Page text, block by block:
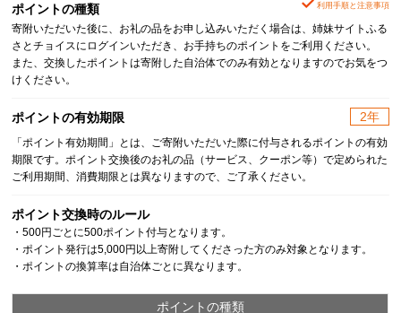
ポイントの種類 利用手順と注意事項
寄附いただいた後に、お礼の品をお申し込みいただく場合は、姉妹サイトふる
さとチョイスにログインいただき、お手持ちのポイントをご利用ください。
また、交換したポイントは寄附した自治体でのみ有効となりますのでお気をつ
けください。
ポイントの有効期限 2年
「ポイント有効期間」とは、ご寄附いただいた際に付与されるポイントの有効
期限です。ポイント交換後のお礼の品（サービス、クーポン等）で定められた
ご利用期間、消費期限とは異なりますので、ご了承ください。
ポイント交換時のルール
・500円ごとに500ポイント付与となります。
・ポイント発行は5,000円以上寄附してくださった方のみ対象となります。
・ポイントの換算率は自治体ごとに異なります。
ポイントの種類